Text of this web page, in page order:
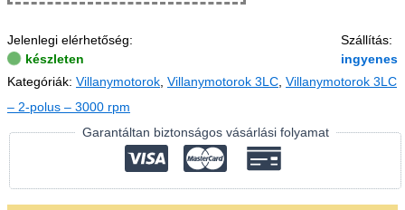
Jelenlegi elérhetőség:
készleten
Szállítás:
ingyenes
Kategóriák: Villanymotorok Villanymotorok 3LC Villanymotorok 3LC
– 2-polus – 3000 rpm
Garantáltan biztonságos vásárlási folyamat